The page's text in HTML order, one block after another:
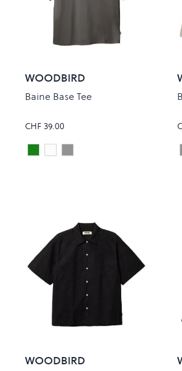
WOODBIRD
Baine Base Tee
CHF 39.00
Colour
Pine Green
whiteANTRA GREY
WOODBIRD